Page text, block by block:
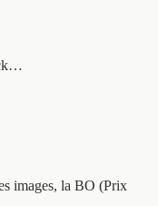
images, la BO (Prix